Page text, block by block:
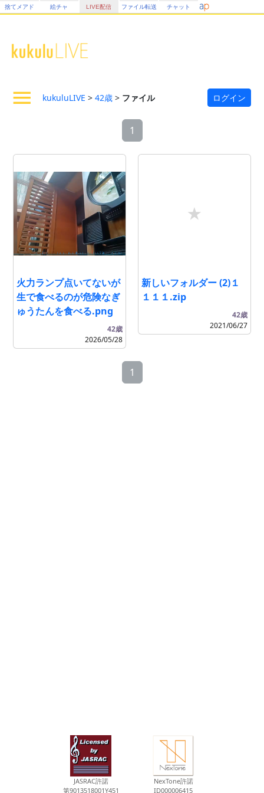
捨てメアド 絵チャ LIVE配信 ファイル転送 チャット
kukuluLIVE > 42歳 > ファイル ログイン
1
火力ランプ点いてないが
生で食べるのが危険なぎ
ゅうたんを食べる.png
42歳
2026/05/28
新しいフォルダー (2)１
１１１.zip
42歳
2021/06/27
1
JASRAC許諾
第9013518001Y451
NexTone許諾
ID000006415